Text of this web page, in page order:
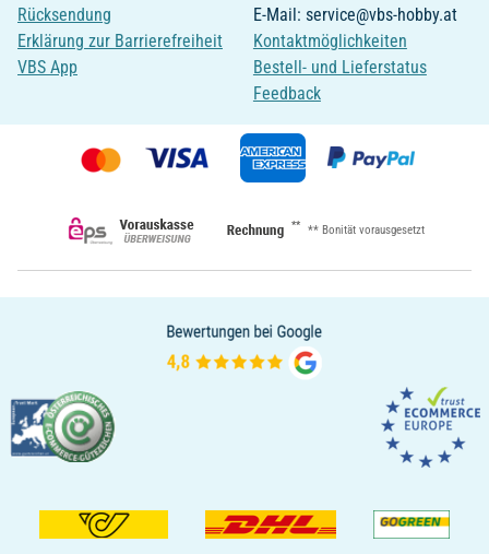
Rücksendung
Erklärung zur Barrierefreiheit
VBS App
E-Mail: service@vbs-hobby.at
Kontaktmöglichkeiten
Bestell- und Lieferstatus
Feedback
** ** Bonität vorausgesetzt